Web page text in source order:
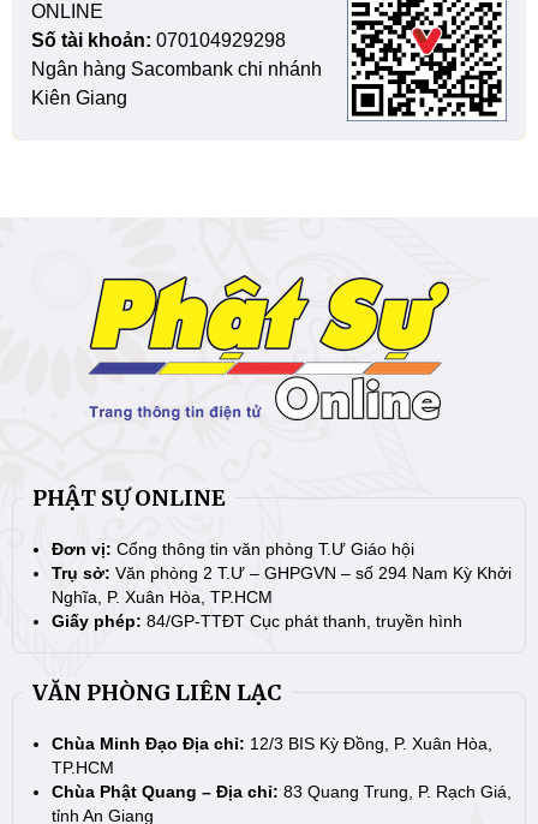
ONLINE
Số tài khoản: 070104929298
Ngân hàng Sacombank chi nhánh
Kiên Giang
PHẬT SỰ ONLINE
Đơn vị: Cổng thông tin văn phòng T.Ư Giáo hội
Trụ sở: Văn phòng 2 T.Ư – GHPGVN – số 294 Nam Kỳ Khởi
Nghĩa, P. Xuân Hòa, TP.HCM
Giấy phép: 84/GP-TTĐT Cục phát thanh, truyền hình
VĂN PHÒNG LIÊN LẠC
Chùa Minh Đạo Địa chỉ: 12/3 BIS Kỳ Đồng, P. Xuân Hòa,
TP.HCM
Chùa Phật Quang – Địa chỉ: 83 Quang Trung, P. Rạch Giá,
tỉnh An Giang